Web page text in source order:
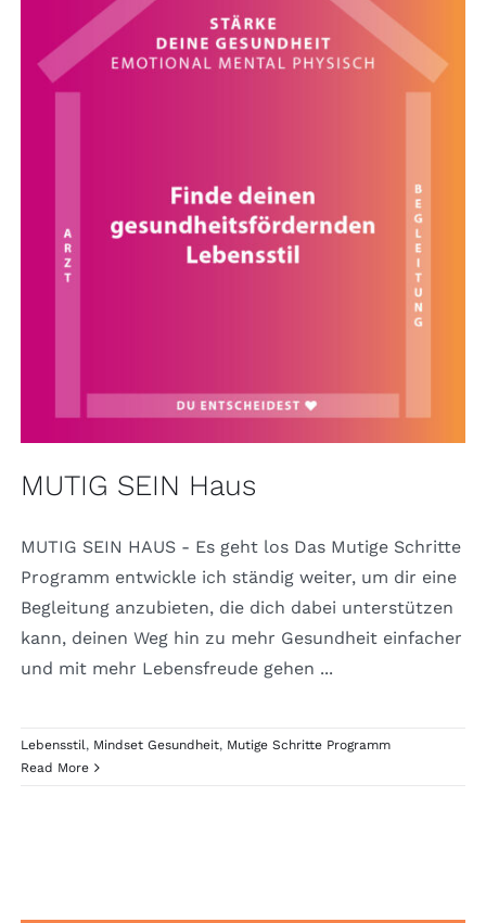
MUTIG SEIN Haus
MUTIG SEIN HAUS - Es geht los Das Mutige Schritte
Programm entwickle ich ständig weiter, um dir eine
Begleitung anzubieten, die dich dabei unterstützen
kann, deinen Weg hin zu mehr Gesundheit einfacher
und mit mehr Lebensfreude gehen ...
Lebensstil, Mindset Gesundheit, Mutige Schritte Programm
Read More